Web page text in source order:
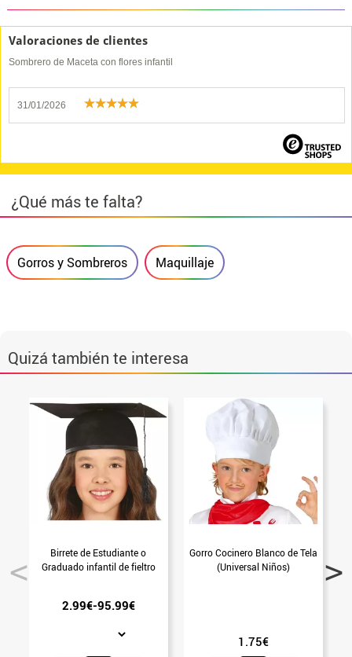
Valoraciones de clientes
Sombrero de Maceta con flores infantil
31/01/2026
¿Qué más te falta?
Gorros y Sombreros Maquillaje
Quizá también te interesa
Birrete de Estudiante o
Graduado infantil de fieltro
2.99€-95.99€
Gorro Cocinero Blanco de Tela
(Universal Niños)
1.75€